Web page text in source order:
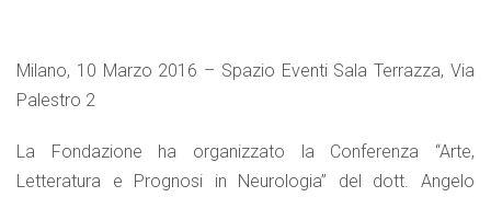
Milano, 10 Marzo 2016 – Spazio Eventi Sala Terrazza, Via
Palestro 2
La Fondazione ha organizzato la Conferenza “Arte,
Letteratura e Prognosi in Neurologia” del dott. Angelo